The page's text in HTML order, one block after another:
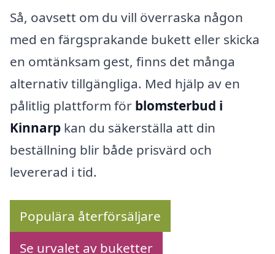
Så, oavsett om du vill överraska någon
med en färgsprakande bukett eller skicka
en omtänksam gest, finns det många
alternativ tillgängliga. Med hjälp av en
pålitlig plattform för blomsterbud i
Kinnarp kan du säkerställa att din
beställning blir både prisvärd och
levererad i tid.
Populära återförsäljare
Se urvalet av buketter